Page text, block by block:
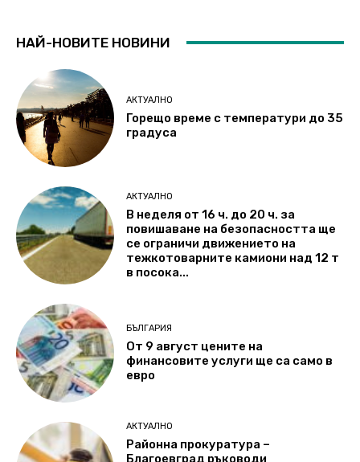
НАЙ-НОВИТЕ НОВИНИ
АКТУАЛНО
Горещо време с температури до 35
градуса
АКТУАЛНО
В неделя от 16 ч. до 20 ч. за
повишаване на безопасността ще
се ограничи движението на
тежкотоварните камиони над 12 т
в посока...
БЪЛГАРИЯ
От 9 август цените на
финансовите услуги ще са само в
евро
АКТУАЛНО
Районна прокуратура –
Благоевград ръководи